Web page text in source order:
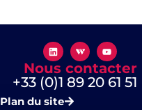
Nous contacter
+33 (0)1 89 20 61 51
Plan du site